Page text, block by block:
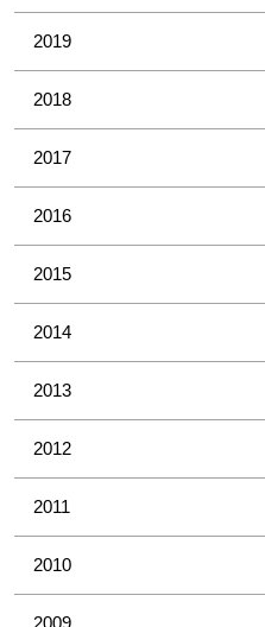
2019
2018
2017
2016
2015
2014
2013
2012
2011
2010
2009